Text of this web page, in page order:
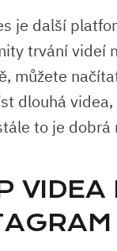
je další
trvání videí
můžete
dlouhá
to je